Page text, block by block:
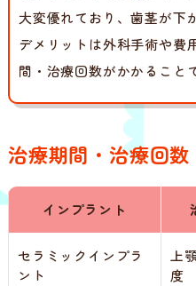
大変優れており、歯茎が下
デメリットは外科手術や費
間・治療回数がかかること
治療期間・治療回数
インプラント
セラミックインプラ
ント
上
度